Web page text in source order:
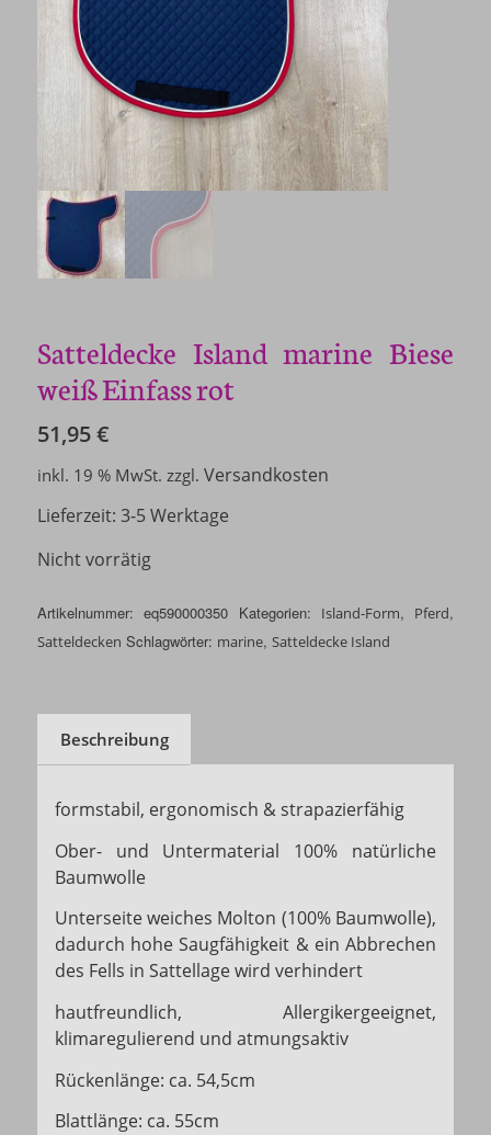
Satteldecke Island marine Biese
weiß Einfass rot
51,95€
inkl. 19 % MwSt. zzgl. Versandkosten
Lieferzeit: 3-5 Werktage
Nicht vorrätig
Artikelnummer:eq590000350 Kategorien: Island-Form, Pferd,
Satteldecken Schlagwörter: marine, Satteldecke Island
Beschreibung
formstabil, ergonomisch & strapazierfähig
Ober- und Untermaterial 100% natürliche
Baumwolle
Unterseite weiches Molton (100% Baumwolle),
dadurch hohe Saugfähigkeit & ein Abbrechen
des Fells in Sattellage wird verhindert
hautfreundlich, Allergikergeeignet,
klimaregulierend und atmungsaktiv
Rückenlänge: ca. 54,5cm
Blattlänge: ca. 55cm